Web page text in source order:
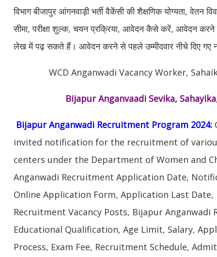
विभाग बीजापुर आंगनवाड़ी भर्ती वैकेंसी की शैक्षणिक योग्यता, वेतन
सीमा, परीक्षा शुल्क, चयन प्रक्रिया, आवेदन कैसे करें, आवेदन करने
लेख में पढ़ सकते हैं। आवेदन करने से पहले उम्मीदवार नीचे दिए गए
WCD Anganwadi Vacancy Worker,
Bijapur Anganvaadi Sevika,
Bijapur Anganwadi Recruitment Program 2024:
invited notification for the recruitment of
centers under the Department of Women and
Anganwadi Recruitment Application Date,
Online Application Form, Application Last Date,
Recruitment Vacancy Posts, Bijapur
Educational Qualification, Age Limit, Salary,
Process, Exam Fee, Recruitment Schedule,